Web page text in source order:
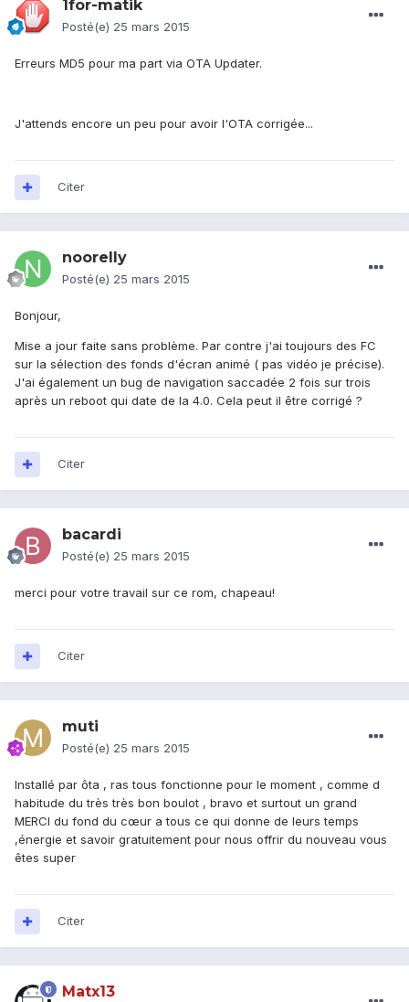
1for-matik
Posté(e) 25 mars 2015
Erreurs MD5 pour ma part via OTA Updater.
J'attends encore un peu pour avoir l'OTA corrigée...
Citer
noorelly
Posté(e) 25 mars 2015
Bonjour,
Mise a jour faite sans problème. Par contre j'ai toujours des FC
sur la sélection des fonds d'écran animé ( pas vidéo je précise).
J'ai également un bug de navigation saccadée 2 fois sur trois
après un reboot qui date de la 4.0. Cela peut il être corrigé ?
Citer
bacardi
Posté(e) 25 mars 2015
merci pour votre travail sur ce rom, chapeau!
Citer
muti
Posté(e) 25 mars 2015
Installé par ôta , ras tous fonctionne pour le moment , comme d
habitude du très très bon boulot , bravo et surtout un grand
MERCI du fond du cœur a tous ce qui donne de leurs temps
,énergie et savoir gratuitement pour nous offrir du nouveau vous
êtes super
Citer
Matx13